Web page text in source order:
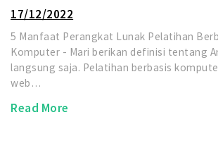
17/12/2022
5 Manfaat Perangkat Lunak Pelatihan
Komputer - Mari berikan definisi tentang
langsung saja. Pelatihan berbasis
web…
Read More